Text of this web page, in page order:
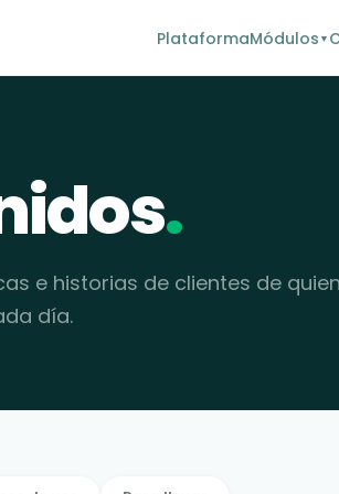
PlataformaMódulos ▼
.
e historias de clientes de
día.